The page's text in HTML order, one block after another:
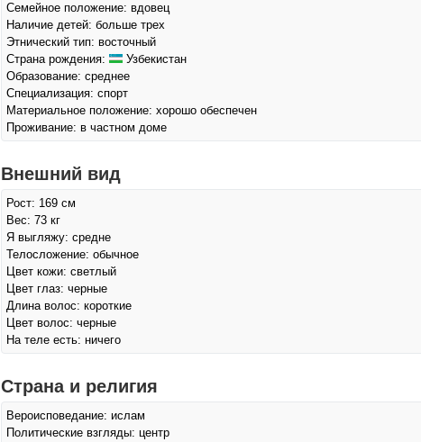
Семейное положение: вдовец
Наличие детей: больше трех
Этнический тип: восточный
Страна рождения:
Узбекистан
Образование: среднее
Специализация: спорт
Материальное положение: хорошо обеспечен
Проживание: в частном доме
Внешний вид
Рост: 169 см
Вес: 73 кг
Я выгляжу: средне
Телосложение: обычное
Цвет кожи: светлый
Цвет глаз: черные
Длина волос: короткие
Цвет волос: черные
На теле есть: ничего
Страна и религия
Вероисповедание: ислам
Политические взгляды: центр